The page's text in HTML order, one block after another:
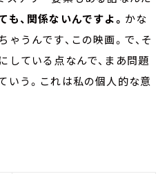
、関係ないんですよ。 かな
うんです、この映画。で、そ
している点なんで、まあ問題
いう。これは私の個人的な意